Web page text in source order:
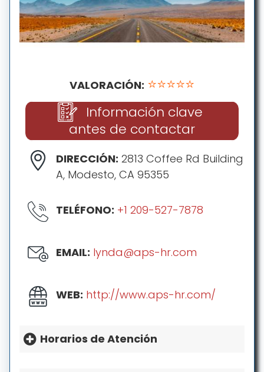
VALORACIÓN: ⭐⭐⭐⭐⭐
Información clave
antes de contactar
DIRECCIÓN: 2813 Coffee Rd Building
A, Modesto, CA 95355
TELÉFONO: +1 209-527-7878
EMAIL: lynda@aps-hr.com
WEB: http://www.aps-hr.com/
Horarios de Atención